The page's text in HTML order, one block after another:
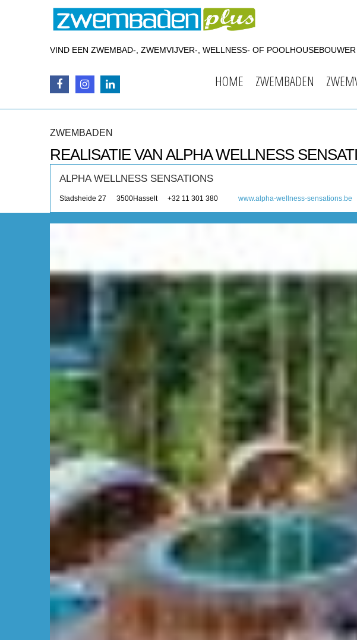
VIND EEN ZWEMBAD-, ZWEMVIJVER-, WELLNESS- OF
HOME ZWEMBADEN
ZWEMBADEN
REALISATIE VAN ALPHA WELLNESS
ALPHA WELLNESS SENSATIONS
Stadsheide 27 3500Hasselt +32 11 301 380 www.alpha-wellness-sensations.be